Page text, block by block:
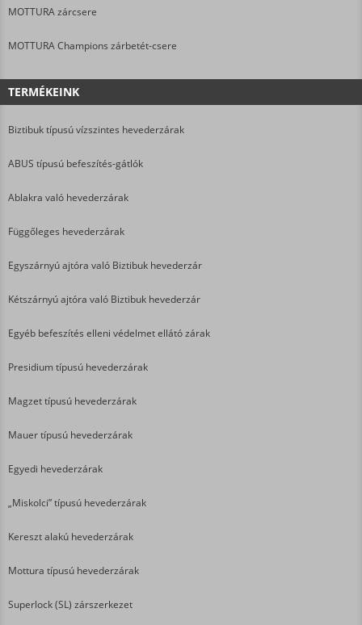
MOTTURA zárcsere
MOTTURA Champions zárbetét-csere
TERMÉKEINK
Biztibuk típusú vízszintes hevederzárak
ABUS típusú befeszítés-gátlók
Ablakra való hevederzárak
Függőleges hevederzárak
Egyszárnyú ajtóra való Biztibuk hevederzár
Kétszárnyú ajtóra való Biztibuk hevederzár
Egyéb befeszítés elleni védelmet ellátó zárak
Presidium típusú hevederzárak
Magzet típusú hevederzárak
Mauer típusú hevederzárak
Egyedi hevederzárak
„Miskolci” típusú hevederzárak
Kereszt alakú hevederzárak
Mottura típusú hevederzárak
Superlock (SL) zárszerkezet